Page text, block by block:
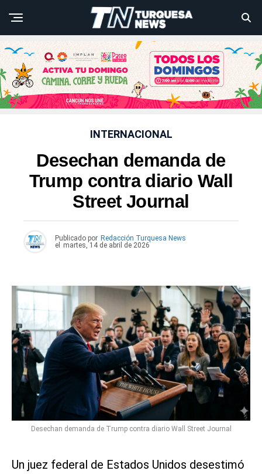
INTERNACIONAL
Desechan demanda de
Trump contra diario Wall
Street Journal
Publicado por Redacción Turquesa News
el
martes, 14 de abril de 2026
Desechan demanda de Trump contra diario Wall Street Journal
Un juez federal de Estados Unidos desestimó